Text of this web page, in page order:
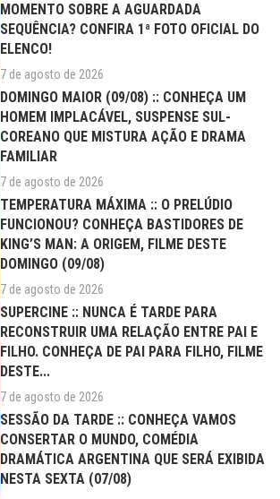
MOMENTO SOBRE A AGUARDADA
SEQUÊNCIA? CONFIRA 1ª FOTO OFICIAL DO
ELENCO!
7 de agosto de 2026
DOMINGO MAIOR (09/08) :: CONHEÇA UM
HOMEM IMPLACÁVEL, SUSPENSE SUL-
COREANO QUE MISTURA AÇÃO E DRAMA
FAMILIAR
7 de agosto de 2026
TEMPERATURA MÁXIMA :: O PRELÚDIO
FUNCIONOU? CONHEÇA BASTIDORES DE
KING’S MAN: A ORIGEM, FILME DESTE
DOMINGO (09/08)
7 de agosto de 2026
SUPERCINE :: NUNCA É TARDE PARA
RECONSTRUIR UMA RELAÇÃO ENTRE PAI E
FILHO. CONHEÇA DE PAI PARA FILHO, FILME
DESTE...
7 de agosto de 2026
SESSÃO DA TARDE :: CONHEÇA VAMOS
CONSERTAR O MUNDO, COMÉDIA
DRAMÁTICA ARGENTINA QUE SERÁ EXIBIDA
NESTA SEXTA (07/08)